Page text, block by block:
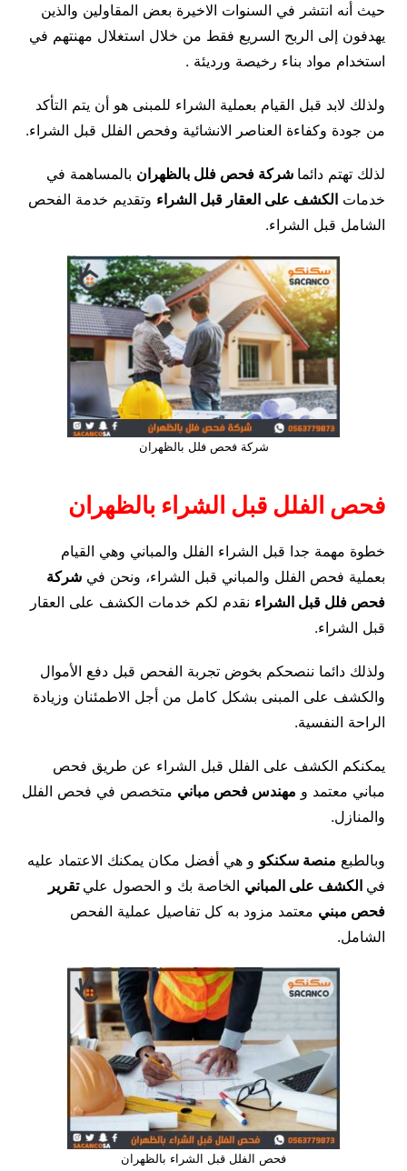
حيث أنه انتشر في السنوات الاخيرة بعض المقاولين والذين
يهدفون إلى الربح السريع فقط من خلال استغلال مهنتهم في
استخدام مواد بناء رخيصة ورديئة .
ولذلك لابد قبل القيام بعملية الشراء للمبنى هو أن يتم التأكد
من جودة وكفاءة العناصر الانشائية وفحص الفلل قبل الشراء.
لذلك تهتم دائما شركة فحص فلل بالظهران بالمساهمة في
خدمات الكشف على العقار قبل الشراء وتقديم خدمة الفحص
الشامل قبل الشراء.
شركة فحص فلل بالظهران
فحص الفلل قبل الشراء بالظهران
خطوة مهمة جدا قبل الشراء الفلل والمباني وهي القيام
بعملية فحص الفلل والمباني قبل الشراء، ونحن في شركة
فحص فلل قبل الشراء نقدم لكم خدمات الكشف على العقار
قبل الشراء.
ولذلك دائما ننصحكم بخوض تجربة الفحص قبل دفع الأموال
والكشف على المبنى بشكل كامل من أجل الاطمئنان وزيادة
الراحة النفسية.
يمكنكم الكشف على الفلل قبل الشراء عن طريق فحص
مباني معتمد و مهندس فحص مباني متخصص في فحص الفلل
والمنازل.
وبالطبع منصة سكنكو و هي أفضل مكان يمكنك الاعتماد عليه
في الكشف على المباني الخاصة بك و الحصول علي تقرير
فحص مبني معتمد مزود به كل تفاصيل عملية الفحص
الشامل.
فحص الفلل قبل الشراء بالظهران